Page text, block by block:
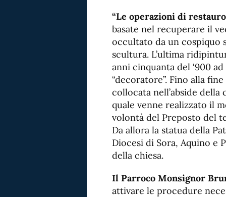
“Le operazioni di
basate nel recuperare il
occultato da un cospiquo
scultura. L’ultima
anni cinquanta del ‘900
“decoratore”. Fino alla
collocata nell’abside
quale venne realizzato il
volontà del Preposto del
Da allora la statua della
Diocesi di Sora, Aquino e
della chiesa.
Il Parroco Monsignor
attivare le procedure